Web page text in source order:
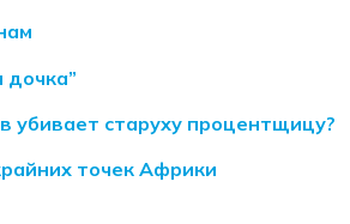
дочка”
убивает старуху процентщицу?
точек Африки